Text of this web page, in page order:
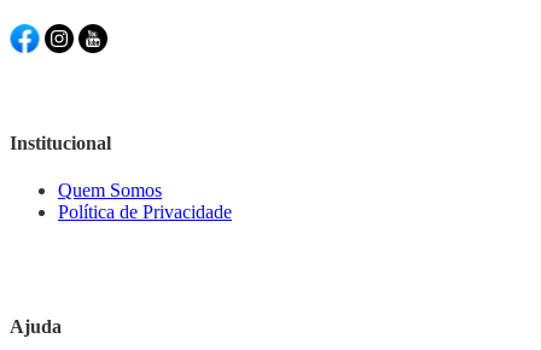
Institucional
Quem Somos
Política de Privacidade
Ajuda